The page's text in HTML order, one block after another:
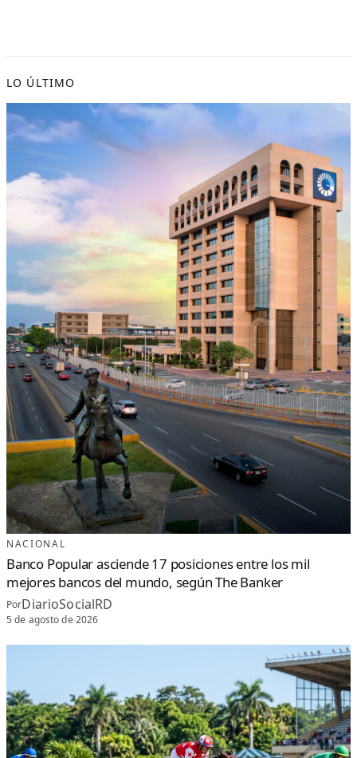
LO ÚLTIMO
NACIONAL
Banco Popular asciende 17 posiciones entre los mil
mejores bancos del mundo, según The Banker
PorDiarioSocialRD
5 de agosto de 2026